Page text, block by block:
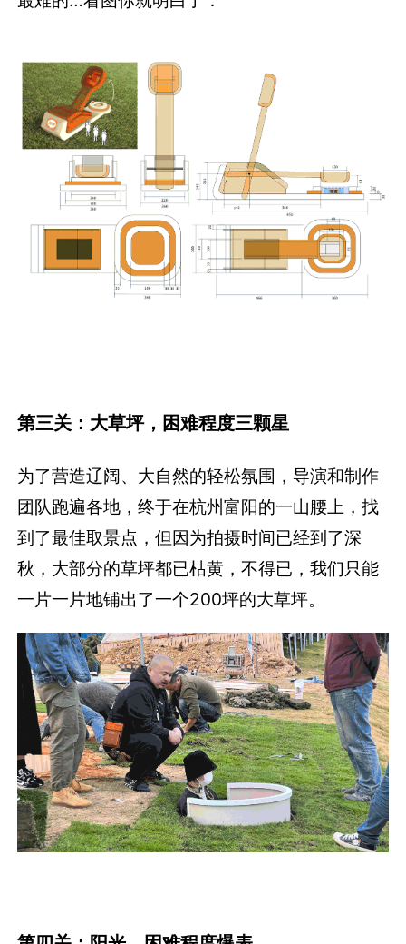
第三关：大草坪，困难程度三颗星
为了营造辽阔、大自然的轻松氛围，导演和制作
团队跑遍各地，终于在杭州富阳的一山腰上，找
到了最佳取景点，但因为拍摄时间已经到了深
秋，大部分的草坪都已枯黄，不得已，我们只能
一片一片地铺出了一个200坪的大草坪。